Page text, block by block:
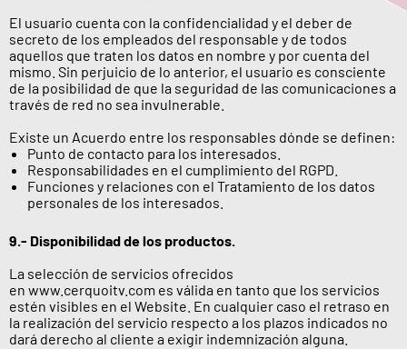
El usuario cuenta con la confidencialidad y el deber de
secreto de los empleados del responsable y de todos
aquellos que traten los datos en nombre y por cuenta del
mismo. Sin perjuicio de lo anterior, el usuario es consciente
de la posibilidad de que la seguridad de las comunicaciones a
través de red no sea invulnerable.
Existe un Acuerdo entre los responsables dónde se definen:
Punto de contacto para los interesados.
Responsabilidades en el cumplimiento del RGPD.
Funciones y relaciones con el Tratamiento de los datos
personales de los interesados.
9.- Disponibilidad de los productos.
La selección de servicios ofrecidos
en www.cerquoitv.com es válida en tanto que los servicios
estén visibles en el Website. En cualquier caso el retraso en
la realización del servicio respecto a los plazos indicados no
dará derecho al cliente a exigir indemnización alguna.